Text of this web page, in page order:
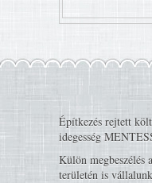
Építkezés rejtett
idegesség
Külön megbeszélés
területén is